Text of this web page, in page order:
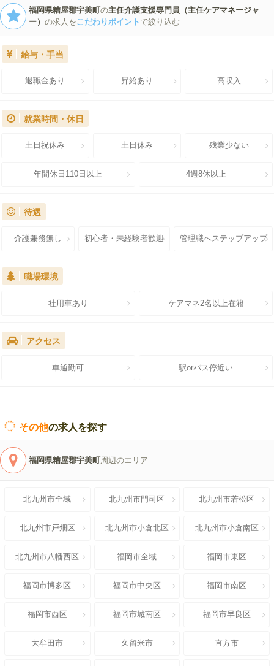
福岡県糟屋郡宇美町の主任介護支援専門員（主任ケアマネージャ
ー）の求人をこだわりポイント で絞り込む
給与・手当
退職金あり 昇給あり 高収入
就業時間・休日
土日祝休み 土日休み 残業少ない
年間休日110日以上 4週8休以上
待遇
介護兼務無し 初心者・未経験者歓迎 管理職へステップアップ
職場環境
社用車あり ケアマネ2名以上在籍
アクセス
車通勤可 駅orバス停近い
その他の求人を探す
福岡県糟屋郡宇美町周辺のエリア
北九州市全域 北九州市門司区 北九州市若松区
北九州市戸畑区 北九州市小倉北区 北九州市小倉南区
北九州市八幡西区 福岡市全域 福岡市東区
福岡市博多区 福岡市中央区 福岡市南区
福岡市西区 福岡市城南区 福岡市早良区
大牟田市 久留米市 直方市